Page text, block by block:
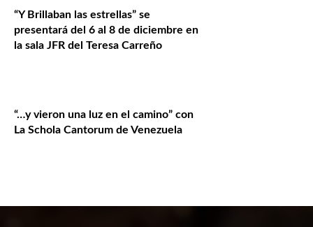
“Y Brillaban las estrellas” se
presentará del 6 al 8 de diciembre en
la sala JFR del Teresa Carreño
“…y vieron una luz en el camino” con
La Schola Cantorum de Venezuela